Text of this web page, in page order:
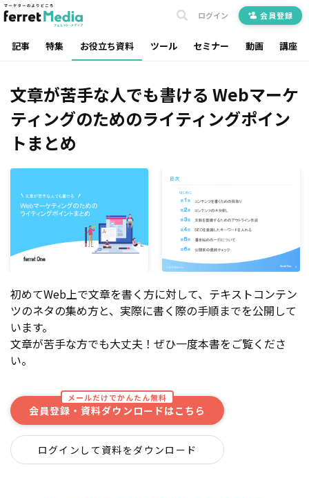
記事 特集 お役立ち資料 ツール セミナー 動画 講座
ログイン 会員登録
文章が苦手な人でも書ける Webマーケ
ティングのためのライティングポイン
トまとめ
初めてWeb上で文章を書く方に対して、テキストコンテン
ツのネタの集め方と、実際に書く際の手順までを公開して
います。
文章が苦手な方でも大丈夫！ぜひ一度本書をご覧くださ
い。
メールだけでかんたん無料
会員登録・資料ダウンロードはこちら
ログインして資料をダウンロード